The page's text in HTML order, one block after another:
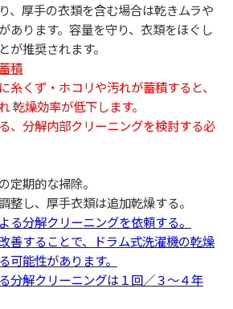
、厚手の衣類を含む場合は乾きムラや
あります。容量を守り、衣類をほぐし
が推奨されます。
積
糸くず・ホコリや汚れが蓄積すると、
乾燥効率が低下します。
、分解内部クリーニングを検討する必
定期的な掃除。
整し、厚手衣類は追加乾燥する。
る分解クリーニングを依頼する。
善することで、ドラム式洗濯機の乾燥
可能性があります。
分解クリーニングは１回／３～４年